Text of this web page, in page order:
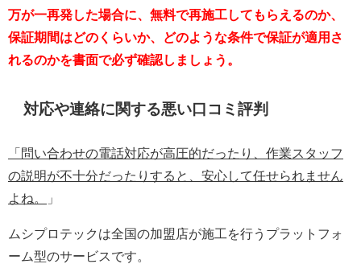
万が一再発した場合に、無料で再施工してもらえるのか、
保証期間はどのくらいか、どのような条件で保証が適用さ
れるのかを書面で必ず確認しましょう。
対応や連絡に関する悪い口コミ評判
「問い合わせの電話対応が高圧的だったり、作業スタッフ
の説明が不十分だったりすると、安心して任せられません
よね。
」
ムシプロテックは全国の加盟店が施工を行うプラットフォ
ーム型のサービスです。